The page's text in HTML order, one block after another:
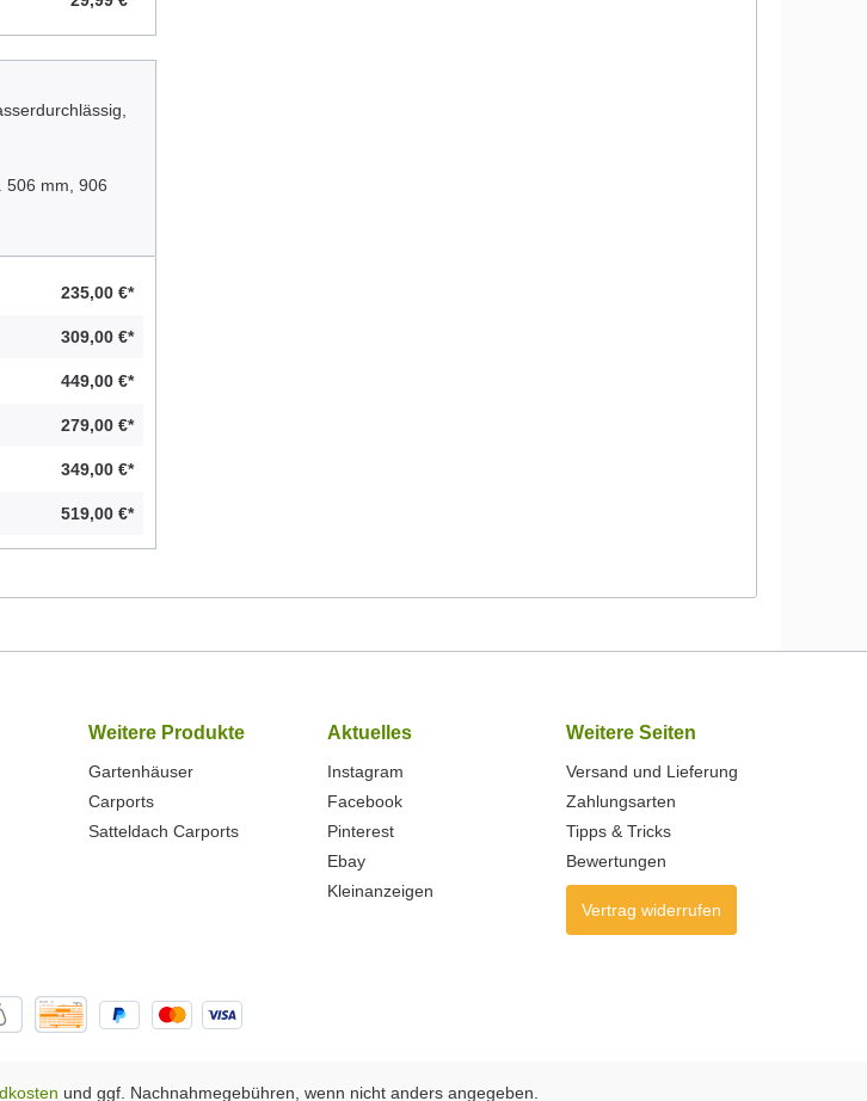
506 mm, 906
235,00 €*
309,00 €*
449,00 €*
279,00 €*
349,00 €*
519,00 €*
Weitere Produkte
Gartenhäuser
Carports
Satteldach Carports
Aktuelles
Instagram
Facebook
Pinterest
Ebay
Kleinanzeigen
Weitere Seiten
Versand und Lieferung
Zahlungsarten
Tipps & Tricks
Bewertungen
Vertrag widerrufen
und ggf. Nachnahmegebühren, wenn nicht anders angegeben.